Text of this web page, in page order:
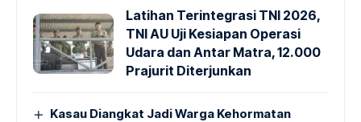
Latihan Terintegrasi TNI 2026,
TNI AU Uji Kesiapan Operasi
Udara dan Antar Matra, 12.000
Prajurit Diterjunkan
Kasau Diangkat Jadi Warga Kehormatan